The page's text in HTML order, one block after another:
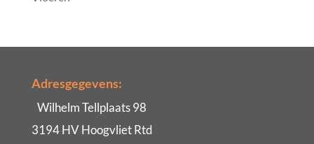
Adresgegevens:
Wilhelm Tellplaats 98
3194 HV Hoogvliet Rtd